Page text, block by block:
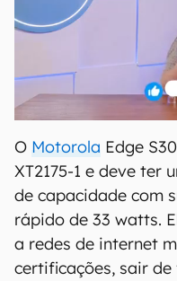
O Motorola Edge
XT2175-1 e deve ter
de capacidade com
rápido de 33 watts.
a redes de internet
certificações, sair